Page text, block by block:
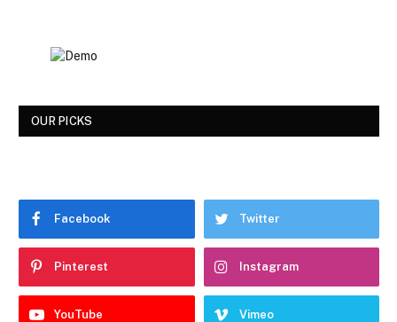
OUR PICKS
Facebook Twitter
Pinterest Instagram
YouTube Vimeo